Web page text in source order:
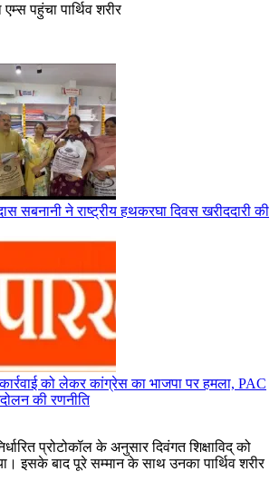
पहुंचा पार्थिव शरीर
सबनानी ने राष्ट्रीय हथकरघा दिवस खरीददारी की
को लेकर कांग्रेस का भाजपा पर हमला, PAC
की रणनीति
प्रोटोकॉल के अनुसार दिवंगत शिक्षाविद् को
इसके बाद पूरे सम्मान के साथ उनका पार्थिव शरीर